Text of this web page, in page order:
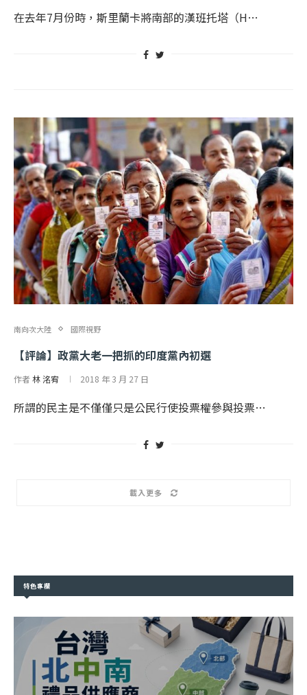
在去年7月份時，斯里蘭卡將南部的漢班托塔（H…
南向次大陸 國際視野
【評論】政黨大老一把抓的印度黨內初選
作者林 洺宥 2018 年 3 月 27 日
所謂的民主是不僅僅只是公民行使投票權參與投票…
載入更多
特色專欄